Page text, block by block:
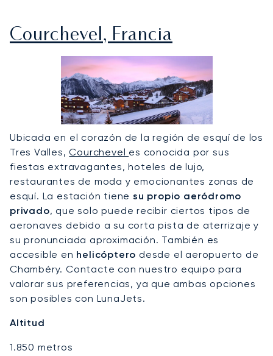
Courchevel, Francia
Ubicada en el corazón de la región de esquí de los
Tres Valles,Courchevel es conocida por sus
fiestas extravagantes, hoteles de lujo,
restaurantes de moda y emocionantes zonas de
esquí. La estación tienesu propio aeródromo
privado, que solo puede recibir ciertos tipos de
aeronaves debido a su corta pista de aterrizaje y
su pronunciada aproximación. También es
accesible en helicóptero desde el aeropuerto de
Chambéry. Contacte con nuestro equipo para
valorar sus preferencias, ya que ambas opciones
son posibles con LunaJets.
Altitud
1.850 metros